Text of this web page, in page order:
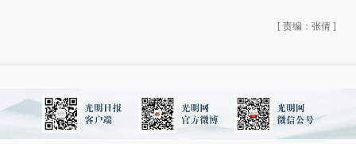
[ 责编：张倩 ]